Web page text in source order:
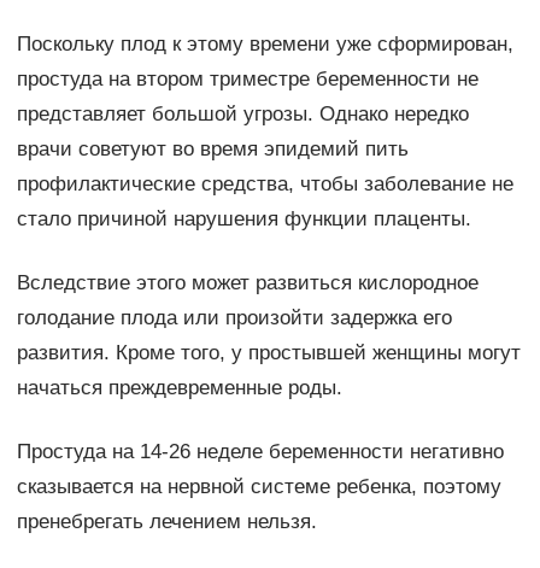
Поскольку плод к этому времени уже сформирован,
простуда на втором триместре беременности не
представляет большой угрозы. Однако нередко
врачи советуют во время эпидемий пить
профилактические средства, чтобы заболевание не
стало причиной нарушения функции плаценты.
Вследствие этого может развиться кислородное
голодание плода или произойти задержка его
развития. Кроме того, у простывшей женщины могут
начаться преждевременные роды.
Простуда на 14-26 неделе беременности негативно
сказывается на нервной системе ребенка, поэтому
пренебрегать лечением нельзя.